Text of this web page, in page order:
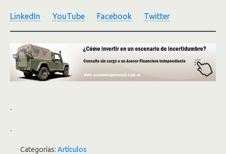
LinkedIn YouTube Facebook Twitter
.
.
Categorías: Artículos